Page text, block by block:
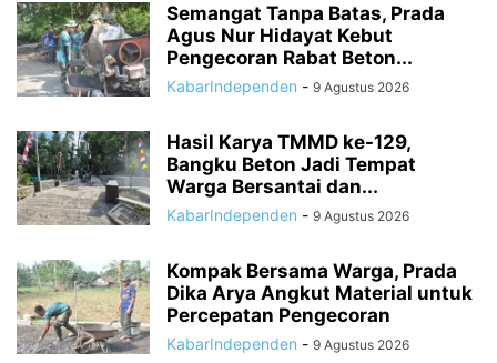
Semangat Tanpa Batas, Prada
Agus Nur Hidayat Kebut
Pengecoran Rabat Beton...
KabarIndependen - 9 Agustus 2026
Hasil Karya TMMD ke-129,
Bangku Beton Jadi Tempat
Warga Bersantai dan...
KabarIndependen - 9 Agustus 2026
Kompak Bersama Warga, Prada
Dika Arya Angkut Material untuk
Percepatan Pengecoran
KabarIndependen - 9 Agustus 2026